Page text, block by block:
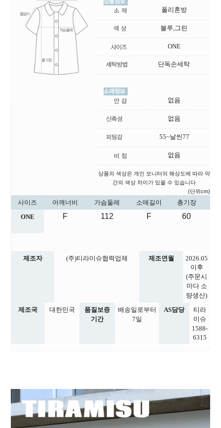
폴리혼방
블루,그린
ONE
단독손세탁
없음
없음
55~날씬77
없음
상품의 색상은 개인 모니터의 해상도에 따라 약
간의 색상 차이가 있을 수 있습니다
(단위cm)
사이즈 어깨너비 가슴둘레 소매길이
총기장
ONE
F 112 F 60
제조자 (주)티라미슈협력업체 제조연월
2026.05
이후
(주문시
마다 소
량생산)
제조국
대한민국
품질보증
기간
배송일로부터
7일
AS담당
티라
미슈
1588-
6315